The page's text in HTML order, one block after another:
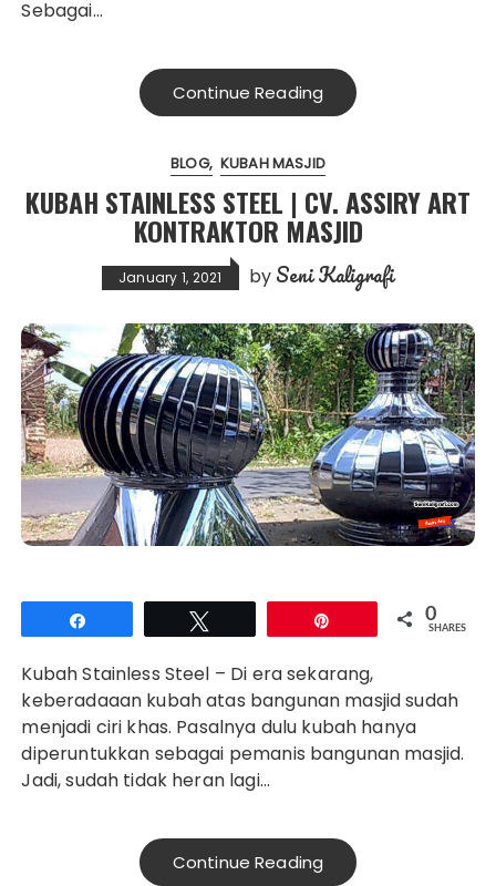
Sebagai…
Continue Reading
BLOG KUBAH MASJID
KUBAH STAINLESS STEEL | CV. ASSIRY ART
KONTRAKTOR MASJID
January 1, 2021 by Seni Kaligrafi
0
SHARES
Kubah Stainless Steel – Di era sekarang,
keberadaaan kubah atas bangunan masjid sudah
menjadi ciri khas. Pasalnya dulu kubah hanya
diperuntukkan sebagai pemanis bangunan masjid.
Jadi, sudah tidak heran lagi…
Continue Reading